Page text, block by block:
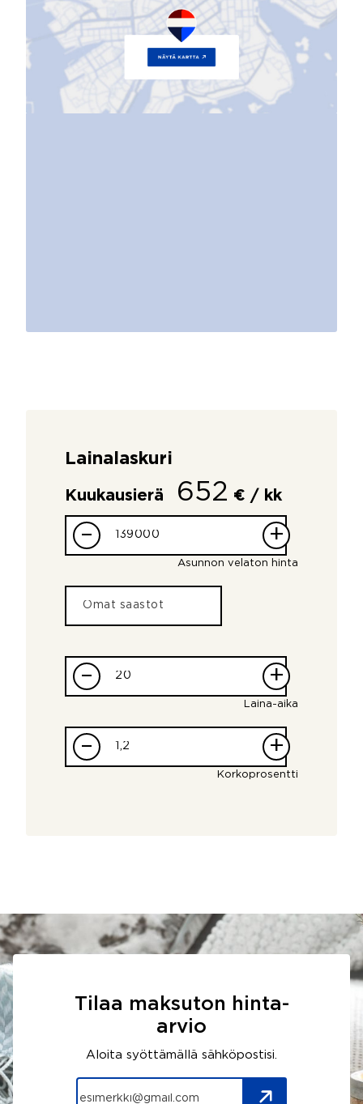
Lainalaskuri
Kuukausierä 652 € / kk
– +
Asunnon velaton hinta
– +
Laina-aika
– +
Korkoprosentti
Tilaa maksuton hinta-
arvio
Aloita syöttämällä sähköpostisi.